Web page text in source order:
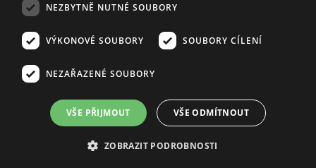
© 2008–2026 EMPRESA MEDIA, a.s. Všechna práva vyhrazena.
Zásady ochrany osobních a dalších zpracovávaných údajů
Informace o měření sledovanosti videa ve video archivu
Nielsen Digital Measurement
. Využíváme grafické podklady z
depositphotos.com .
NEZBYTNĚ NUTNÉ SOUBORY
VÝKONOVÉ SOUBORY SOUBORY CÍLENÍ
NEZAŘAZENÉ SOUBORY
VŠE PŘIJMOUT VŠE ODMÍTNOUT
ZOBRAZIT PODROBNOSTI